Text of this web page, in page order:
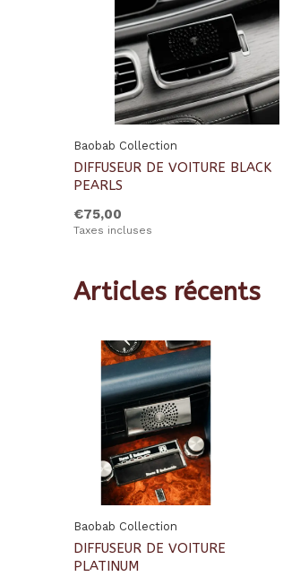
Baobab Collection
DIFFUSEUR DE VOITURE BLACK
PEARLS
€75,00
Taxes incluses
Articles récents
Baobab Collection
DIFFUSEUR DE VOITURE
PLATINUM